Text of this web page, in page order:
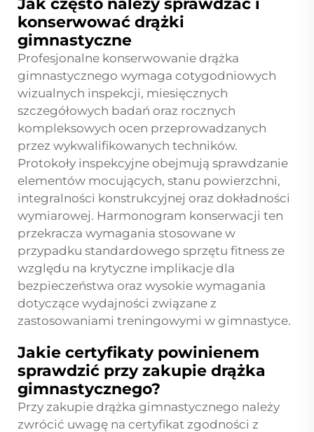
konserwować drążki
gimnastyczne
Profesjonalne konserwowanie drążka
gimnastycznego wymaga cotygodniowych
wizualnych inspekcji, miesięcznych
szczegółowych badań oraz rocznych
kompleksowych ocen przeprowadzanych
przez wykwalifikowanych techników.
Protokoły inspekcyjne obejmują sprawdzanie
elementów mocujących, stanu powierzchni,
integralności konstrukcyjnej oraz dokładności
wymiarowej. Harmonogram konserwacji ten
przekracza wymagania stosowane w
przypadku standardowego sprzętu fitness ze
względu na krytyczne implikacje dla
bezpieczeństwa oraz wysokie wymagania
dotyczące wydajności związane z
zastosowaniami treningowymi w gimnastyce.
Jakie certyfikaty powinienem
sprawdzić przy zakupie drążka
gimnastycznego?
Przy zakupie drążka gimnastycznego należy
zwrócić uwagę na certyfikat zgodności z